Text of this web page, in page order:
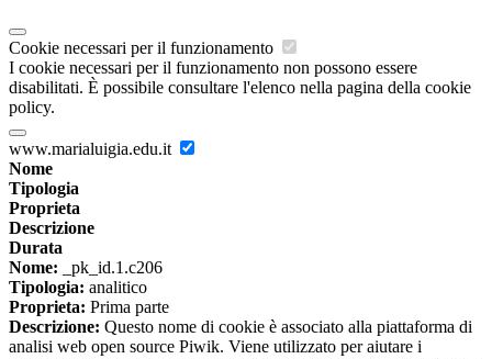
Cookie necessari per il funzionamento
I cookie necessari per il funzionamento non possono essere
disabilitati. È possibile consultare l'elenco nella pagina della cookie
policy.
www.marialuigia.edu.it
Nome
Tipologia
Proprieta
Descrizione
Durata
Nome: _pk_id.1.c206
Tipologia: analitico
Proprieta: Prima parte
Descrizione: Questo nome di cookie è associato alla piattaforma di
analisi web open source Piwik. Viene utilizzato per aiutare i